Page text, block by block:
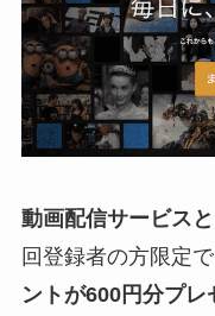
動画配信サービス
回登録者の方限定で
ントが600円分プレ